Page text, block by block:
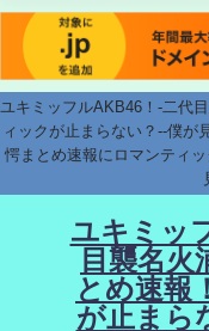
ユキミッフルAKB46！-二代
ィックが止まらない？--僕が
愕まとめ速報にロマンティ
ユキミッ
目襲名火
とめ速報
が止まら